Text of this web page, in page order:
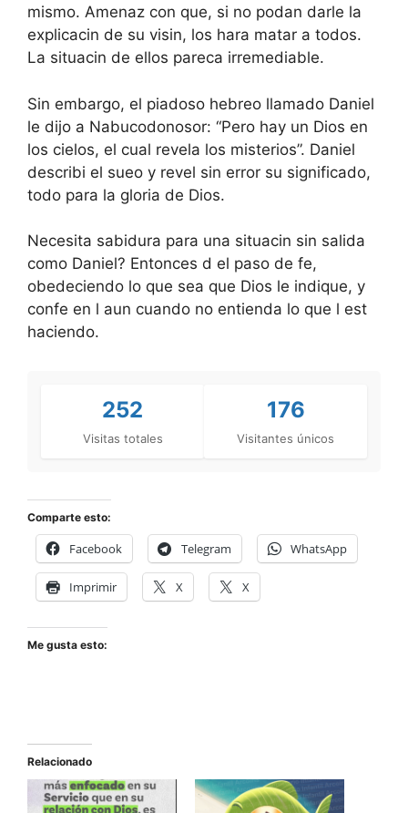
mismo. Amenaz con que, si no podan darle la
explicacin de su visin, los hara matar a todos.
La situacin de ellos pareca irremediable.
Sin embargo, el piadoso hebreo llamado Daniel
le dijo a Nabucodonosor: “Pero hay un Dios en
los cielos, el cual revela los misterios”. Daniel
describi el sueo y revel sin error su significado,
todo para la gloria de Dios.
Necesita sabidura para una situacin sin salida
como Daniel? Entonces d el paso de fe,
obedeciendo lo que sea que Dios le indique, y
confe en l aun cuando no entienda lo que l est
haciendo.
252
Visitas totales
176
Visitantes únicos
Comparte esto:
Facebook Telegram WhatsApp
Imprimir X X
Me gusta esto:
Relacionado